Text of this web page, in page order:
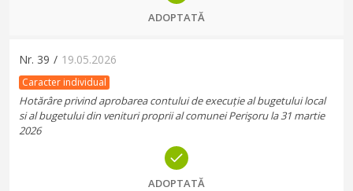
ADOPTATĂ
Nr. 39 / 19.05.2026
Caracter individual
Hotărâre privind aprobarea contului de execuție al bugetului local
si al bugetului din venituri proprii al comunei Perişoru la 31 martie
2026
ADOPTATĂ